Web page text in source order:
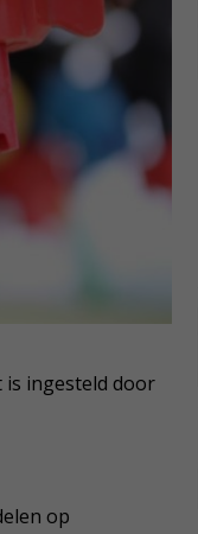
is ingesteld door
op